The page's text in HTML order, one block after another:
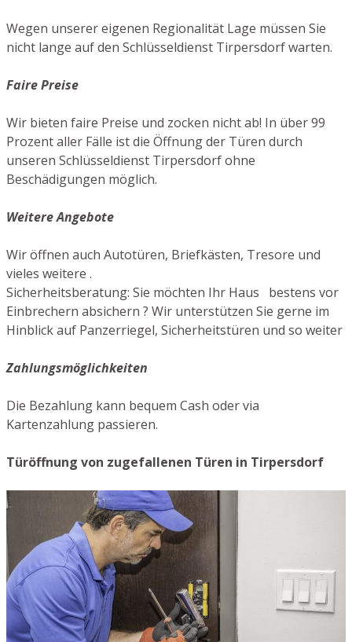
Wegen unserer eigenen Regionalität Lage müssen Sie
nicht lange auf den Schlüsseldienst Tirpersdorf warten.
Faire Preise
Wir bieten faire Preise und zocken nicht ab! In über 99
Prozent aller Fälle ist die Öffnung der Türen durch
unseren Schlüsseldienst Tirpersdorf ohne
Beschädigungen möglich.
Weitere Angebote
Wir öffnen auch Autotüren, Briefkästen, Tresore und
vieles weitere .
Sicherheitsberatung: Sie möchten Ihr Haus bestens vor
Einbrechern absichern ? Wir unterstützen Sie gerne im
Hinblick auf Panzerriegel, Sicherheitstüren und so weiter
Zahlungsmöglichkeiten
Die Bezahlung kann bequem Cash oder via
Kartenzahlung passieren.
Türöffnung von zugefallenen Türen in Tirpersdorf